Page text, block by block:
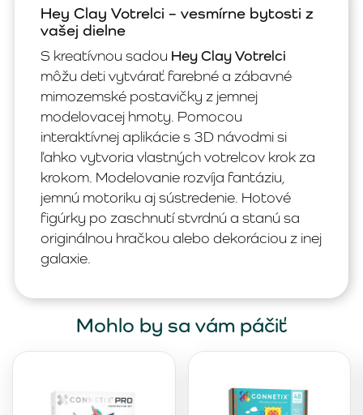
Hey Clay Votrelci – vesmírne bytosti z
vašej dielne
S kreatívnou sadou Hey Clay Votrelci
môžu deti vytvárať farebné a zábavné
mimozemské postavičky z jemnej
modelovacej hmoty. Pomocou
interaktívnej aplikácie s 3D návodmi si
ľahko vytvoria vlastných votrelcov krok za
krokom. Modelovanie rozvíja fantáziu,
jemnú motoriku aj sústredenie. Hotové
figúrky po zaschnutí stvrdnú a stanú sa
originálnou hračkou alebo dekoráciou z inej
galaxie.
Mohlo by sa vám páčiť